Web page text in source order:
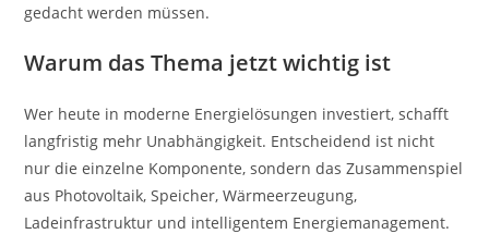
gedacht werden müssen.
Warum das Thema jetzt wichtig ist
Wer heute in moderne Energielösungen investiert, schafft
langfristig mehr Unabhängigkeit. Entscheidend ist nicht
nur die einzelne Komponente, sondern das Zusammenspiel
aus Photovoltaik, Speicher, Wärmeerzeugung,
Ladeinfrastruktur und intelligentem Energiemanagement.